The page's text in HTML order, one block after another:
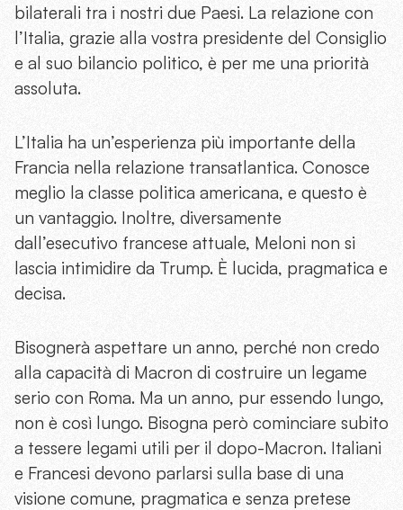
bilaterali tra i nostri due Paesi. La relazione con
l’Italia, grazie alla vostra presidente del Consiglio
e al suo bilancio politico, è per me una priorità
assoluta.
L’Italia ha un’esperienza più importante della
Francia nella relazione transatlantica. Conosce
meglio la classe politica americana, e questo è
un vantaggio. Inoltre, diversamente
dall’esecutivo francese attuale, Meloni non si
lascia intimidire da Trump. È lucida, pragmatica e
decisa.
Bisognerà aspettare un anno, perché non credo
alla capacità di Macron di costruire un legame
serio con Roma. Ma un anno, pur essendo lungo,
non è così lungo. Bisogna però cominciare subito
a tessere legami utili per il dopo-Macron. Italiani
e Francesi devono parlarsi sulla base di una
visione comune, pragmatica e senza pretese